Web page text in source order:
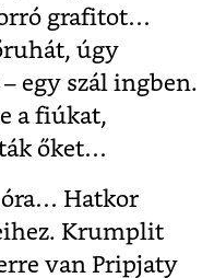
grafitot…
úgy
egy szál ingben.
a fiúkat,
őket…
Hatkor
Krumplit
van Pripjaty